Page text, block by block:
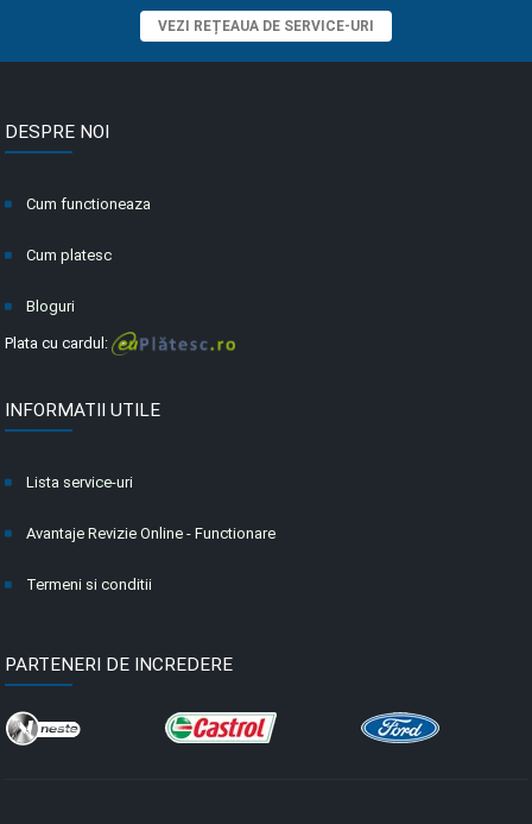
VEZI REȚEAUA DE SERVICE-URI
DESPRE NOI
Cum functioneaza
Cum platesc
Bloguri
Plata cu cardul:
INFORMATII UTILE
Lista service-uri
Avantaje Revizie Online - Functionare
Termeni si conditii
PARTENERI DE INCREDERE